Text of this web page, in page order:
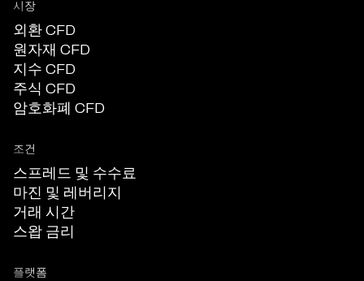
시장
외환 CFD
원자재 CFD
지수 CFD
주식 CFD
암호화폐 CFD
조건
스프레드 및 수수료
마진 및 레버리지
거래 시간
스왑 금리
플랫폼